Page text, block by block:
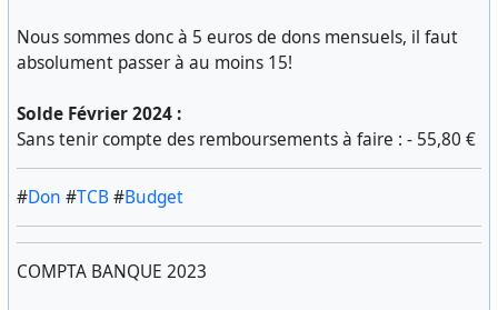
Nous sommes donc à 5 euros de dons mensuels, il faut
absolument passer à au moins 15!
Solde Février 2024 :
Sans tenir compte des remboursements à faire : - 55,80 €
#Don #TCB#Budget
COMPTA BANQUE 2023